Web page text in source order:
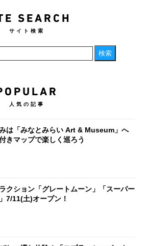
SEARCH
サイト検索
人気の記事
は「みなとみらい Art & Museum」へ
きマップで楽しく巡ろう
クション「グレートムーン」「スーパー
7/11(土)オープン！